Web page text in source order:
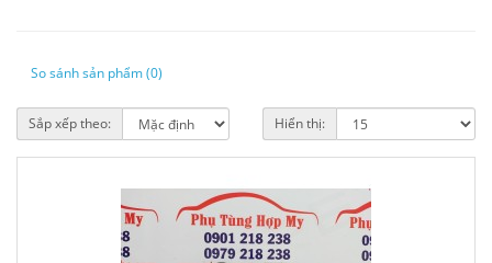
So sánh sản phẩm (0)
Sắp xếp theo: Hiển thị: